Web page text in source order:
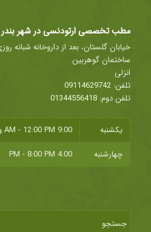
مطب تخصصی ارتودنسی در شهر بندر
خیابان گلستان، بعد از داروخانه
ساختمان گوهربین
انزلی
تلفن: 09114629742
تلفن دوم: 01344556418
یکشنبه 9:00 AM - 12:00 PM
چهارشنبه
4:00 PM - 8:00 PM